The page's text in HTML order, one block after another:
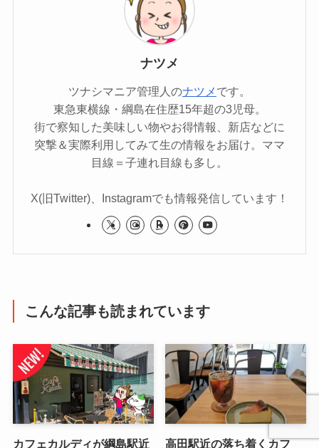
ナツメ
ツナシマニア管理人のナツメ です。
東急東横線・綱島在住歴15年超の3児母。
街で察知した美味しい物やお得情報、新店などに
突撃＆実際利用してみて生の情報をお届け。ママ
目線＝子連れ目線も多し。
X(旧Twitter)、Instagramでも情報発信しています！
こんな記事も読まれています
カフェカルディが綱島駅近 高田駅近の落ち着くカフ